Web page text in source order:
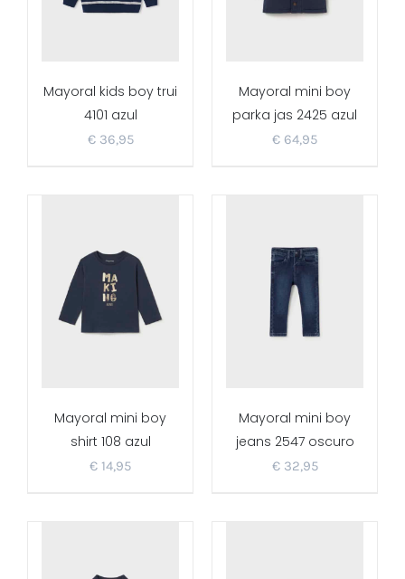
Mayoral kids boy trui
4101 azul
€36,95
Mayoral mini boy
parka jas 2425 azul
€ 64,95
Mayoral mini boy
shirt 108 azul
€ 14,95
Mayoral mini boy
jeans 2547 oscuro
€32,95